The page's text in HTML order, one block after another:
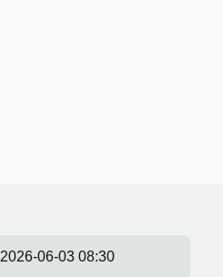
2026-06-03 08:30